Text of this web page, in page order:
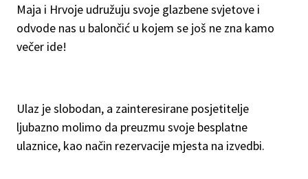
Maja i Hrvoje udružuju svoje glazbene svjetove i
odvode nas u balončić u kojem se još ne zna kamo
večer ide!
Ulaz je slobodan, a zainteresirane posjetitelje
ljubazno molimo da preuzmu svoje besplatne
ulaznice, kao način rezervacije mjesta na izvedbi.